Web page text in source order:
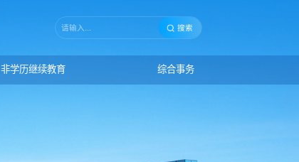
搜索
非学历继续教育 综合事务